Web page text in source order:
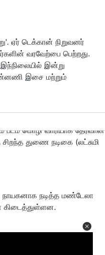
ஏர் டெக்கான் நிறுவனர்
வரவேற்பை பெற்றது.
இந்நிலையில் இன்று
இசை மற்றும்
மொழி வாரியாக தேர்வான
துணை நடிகை (லட்சுமி
நடித்த மண்டேலா
கிடைத்துள்ளன.